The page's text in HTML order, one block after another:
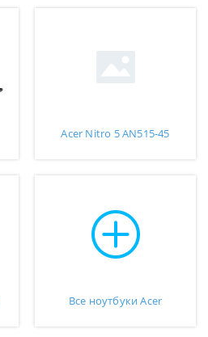
Acer Nitro 5 AN515-45
Все ноутбуки Acer